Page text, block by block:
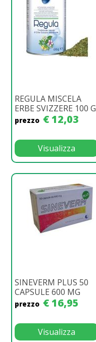
REGULA MISCELA
ERBE SVIZZERE 100 G
prezzo € 12,03
Visualizza
SINEVERM PLUS 50
CAPSULE 600 MG
prezzo € 16,95
Visualizza